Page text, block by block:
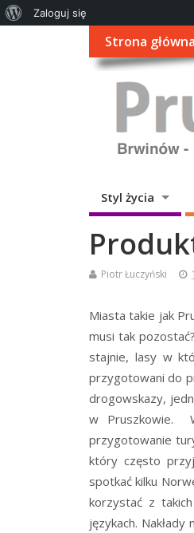
Strona główna
Styl życia
Piotr Łuczyński
Miasta takie jak
musi tak
stajnie, lasy w
przygotowani do
drogowskazy,
w Pruszkowie.
przygotowanie
który często
spotkać kilku
korzystać z
językach.
Zaloguj się